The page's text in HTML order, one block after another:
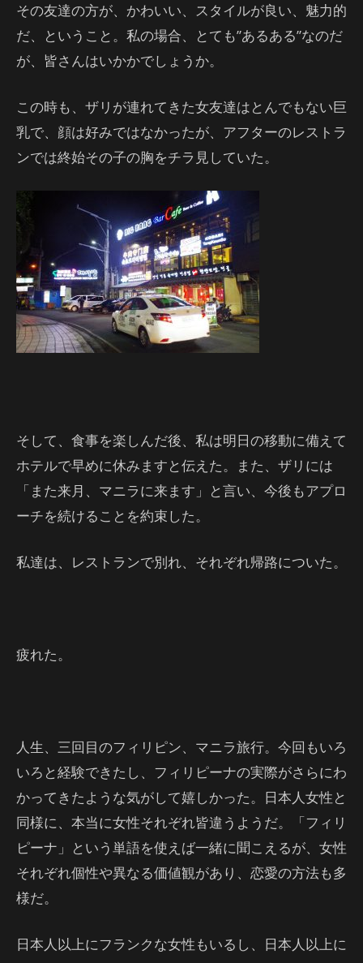
その友達の方が、かわいい、スタイルが良い、魅力的
だ、ということ。私の場合、とても”あるある”なのだ
が、皆さんはいかかでしょうか。
この時も、ザリが連れてきた女友達はとんでもない巨
乳で、顔は好みではなかったが、アフターのレストラ
ンでは終始その子の胸をチラ見していた。
そして、食事を楽しんだ後、私は明日の移動に備えて
ホテルで早めに休みますと伝えた。また、ザリには
「また来月、マニラに来ます」と言い、今後もアプロ
ーチを続けることを約束した。
私達は、レストランで別れ、それぞれ帰路についた。
疲れた。
人生、三回目のフィリピン、マニラ旅行。今回もいろ
いろと経験できたし、フィリピーナの実際がさらにわ
かってきたような気がして嬉しかった。日本人女性と
同様に、本当に女性それぞれ皆違うようだ。「フィリ
ピーナ」という単語を使えば一緒に聞こえるが、女性
それぞれ個性や異なる価値観があり、恋愛の方法も多
様だ。
日本人以上にフランクな女性もいるし、日本人以上に